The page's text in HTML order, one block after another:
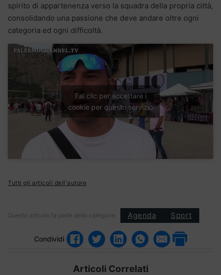
spirito di appartenenza verso la squadra della propria città,
consolidando una passione che deve andare oltre ogni
categoria ed ogni difficoltà.
Fai clic per accettare i
cookie per questo servizio
Tutti gli articoli dell'autore
Questo articolo fa parte delle categorie: Agenda Sport
Condividi
Articoli Correlati